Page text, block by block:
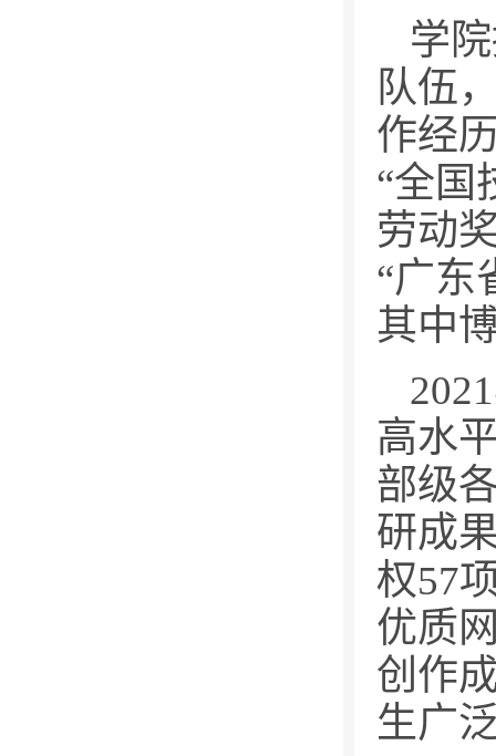
学
队伍
作经
“全国
劳动
“广东
其中
高水
部级
研成
权57
优质
创作
生广